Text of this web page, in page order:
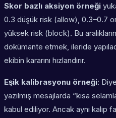
Skor bazlı aksiyon örneği
0.3 düşük risk (allow), 0.3–0.7
yüksek risk (block). Bu
dokümante etmek, ileride
ekibin kararını hızlandırır.
Eşik kalibrasyonu örneği:
yazılmış mesajlarda “kısa
kabul ediliyor. Ancak aynı kalıp